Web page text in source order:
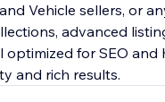
Vehicle sellers, or
optimized for SEO
and rich results.